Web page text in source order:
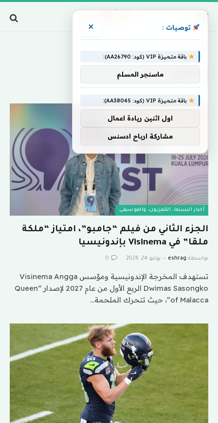
أخبار السينما، التلفزيون، والموسيقى
الجزء الثاني من فيلم “جامبو”، امتياز “ملكة
ملقا” في Visinema بإندونيسيا
بواسطة eshrag يوليو 24, 2026 0
تستهدف المخرجة الإندونيسية ومؤسس Visinema Angga
Dwimas Sasongko الربع الأول من عام 2027 لإصدار “Queen
of Malacca”، حيث تتحرك الملحمة…
توصيات : ×
باقة متميزة VIP (كود: AA26790):
ماسنجر المسلم
باقة متميزة VIP (كود: AA38045):
اول اثنين ريادة اعمال
مشاركة ارباح ادسنس